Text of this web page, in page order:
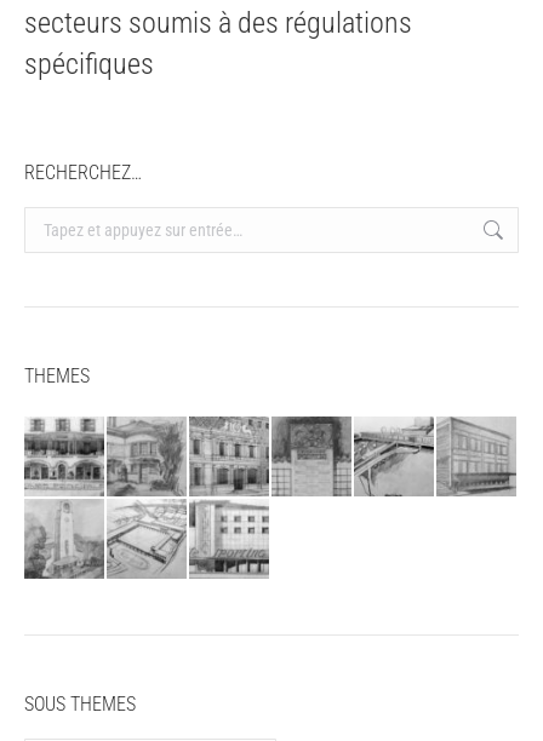
secteurs soumis à des régulations
spécifiques
RECHERCHEZ…
Recherche
:
THEMES
SOUS THEMES